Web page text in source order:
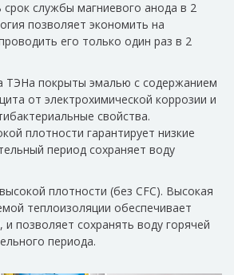
службы магниевого анода в 2
позволяет экономить на
его только один раз в 2
ТЭНа покрыты эмалью с содержанием
от электрохимической коррозии и
свойства.
плотности гарантирует низкие
период сохраняет воду
плотности (без CFC). Высокая
теплоизоляции обеспечивает
и позволяет сохранять воду горячей
периода.